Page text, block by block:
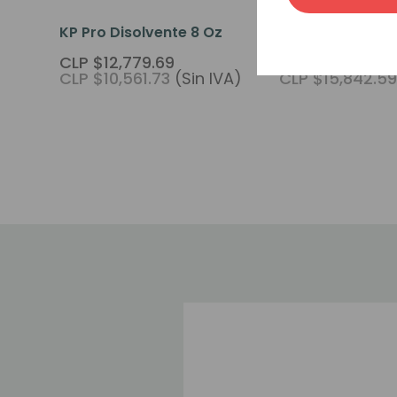
KP Pro Disolvente 8 Oz
CLP $12,779.69
CLP $10,561.73 (Sin IVA) CLP $15,842.59